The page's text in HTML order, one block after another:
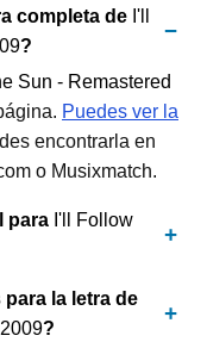
completa de I'll
?
Sun - Remastered
Puedes ver la
encontrarla en
o Musixmatch.
para I'll Follow
la letra de
?